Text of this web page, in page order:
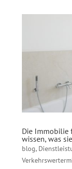
Die Immobilie
wissen, was
blog,